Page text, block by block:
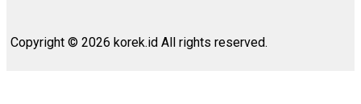
Copyright © 2026 korek.id All rights reserved.